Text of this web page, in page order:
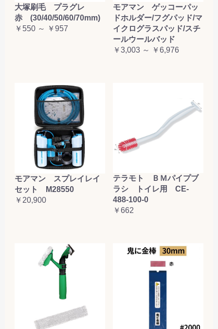
大塚刷毛 プラグレ
赤 (30/40/50/60/70mm)
￥550 ～ ￥957
モアマン ゲッコーパッ
ドホルダー/フグパッド/マ
イクログラスパッド/スチ
ールウールバッド
￥3,003 ～ ￥6,976
モアマン スプレイレイ
セット M28550
￥20,900
テラモト ＢＭパイプブ
ラシ トイレ用 CE-
488-100-0
￥662